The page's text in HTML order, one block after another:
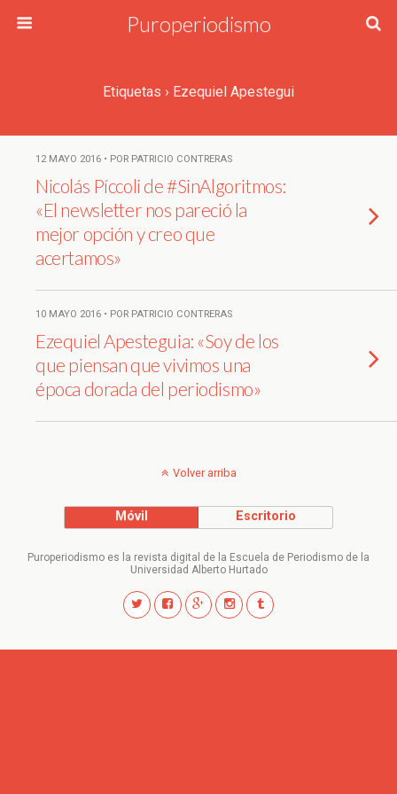
Puroperiodismo
Etiquetas › Ezequiel Apestegui
12 MAYO 2016 • POR PATRICIO CONTRERAS
Nicolás Píccoli de #SinAlgoritmos:
«El newsletter nos pareció la
mejor opción y creo que
acertamos»
10 MAYO 2016 • POR PATRICIO CONTRERAS
Ezequiel Apesteguia: «Soy de los
que piensan que vivimos una
época dorada del periodismo»
Volver arriba
Móvil Escritorio
Puroperiodismo es la revista digital de la Escuela de Periodismo de la
Universidad Alberto Hurtado